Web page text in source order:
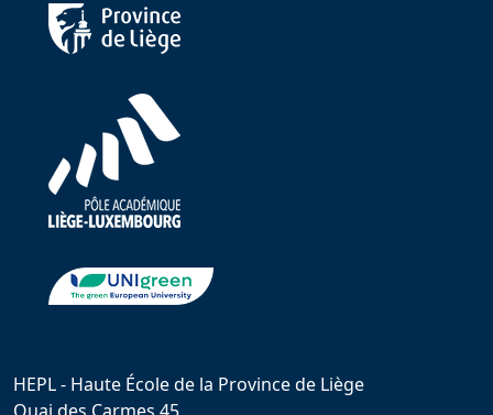
HEPL - Haute École de la Province de Liège